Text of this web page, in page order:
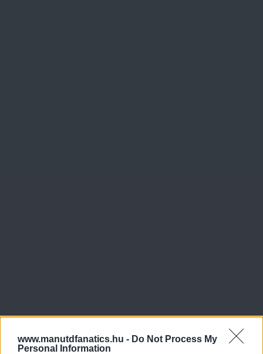
www.manutdfanatics.hu - Do Not Process My
Personal Information